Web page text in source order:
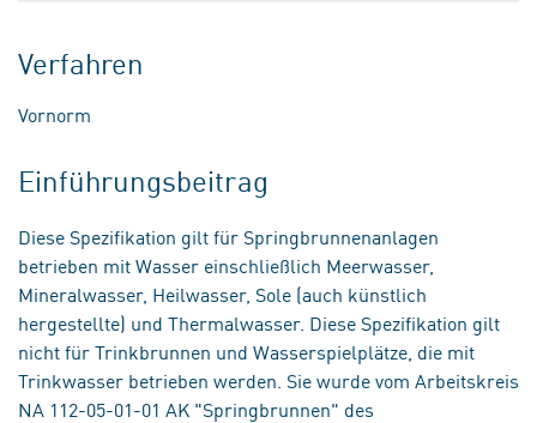
Verfahren
Vornorm
Einführungsbeitrag
Diese Spezifikation gilt für Springbrunnenanlagen
betrieben mit Wasser einschließlich Meerwasser,
Mineralwasser, Heilwasser, Sole (auch künstlich
hergestellte) und Thermalwasser. Diese Spezifikation gilt
nicht für Trinkbrunnen und Wasserspielplätze, die mit
Trinkwasser betrieben werden. Sie wurde vom Arbeitskreis
NA 112-05-01-01 AK "Springbrunnen" des